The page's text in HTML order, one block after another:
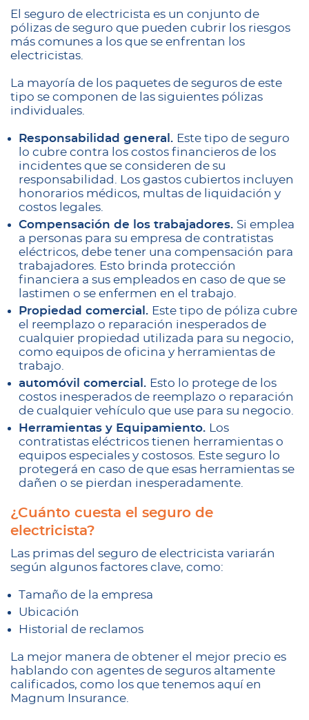
El seguro de electricista es un conjunto de
pólizas de seguro que pueden cubrir los riesgos
más comunes a los que se enfrentan los
electricistas.
La mayoría de los paquetes de seguros de este
tipo se componen de las siguientes pólizas
individuales.
Responsabilidad general. Este tipo de seguro
lo cubre contra los costos financieros de los
incidentes que se consideren de su
responsabilidad. Los gastos cubiertos incluyen
honorarios médicos, multas de liquidación y
costos legales.
Compensación de los trabajadores. Si emplea
a personas para su empresa de contratistas
eléctricos, debe tener una compensación para
trabajadores. Esto brinda protección
financiera a sus empleados en caso de que se
lastimen o se enfermen en el trabajo.
Propiedad comercial. Este tipo de póliza cubre
el reemplazo o reparación inesperados de
cualquier propiedad utilizada para su negocio,
como equipos de oficina y herramientas de
trabajo.
automóvil comercial. Esto lo protege de los
costos inesperados de reemplazo o reparación
de cualquier vehículo que use para su negocio.
Herramientas y Equipamiento. Los
contratistas eléctricos tienen herramientas o
equipos especiales y costosos. Este seguro lo
protegerá en caso de que esas herramientas se
dañen o se pierdan inesperadamente.
¿Cuánto cuesta el seguro de
electricista?
Las primas del seguro de electricista variarán
según algunos factores clave, como:
Tamaño de la empresa
Ubicación
Historial de reclamos
La mejor manera de obtener el mejor precio es
hablando con agentes de seguros altamente
calificados, como los que tenemos aquí en
Magnum Insurance.